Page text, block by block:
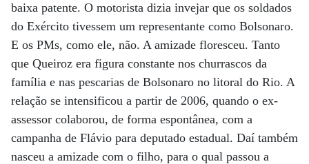
baixa patente. O motorista dizia invejar que os soldados
do Exército tivessem um representante como Bolsonaro.
E os PMs, como ele, não. A amizade floresceu. Tanto
que Queiroz era figura constante nos churrascos da
família e nas pescarias de Bolsonaro no litoral do Rio. A
relação se intensificou a partir de 2006, quando o ex-
assessor colaborou, de forma espontânea, com a
campanha de Flávio para deputado estadual. Daí também
nasceu a amizade com o filho, para o qual passou a